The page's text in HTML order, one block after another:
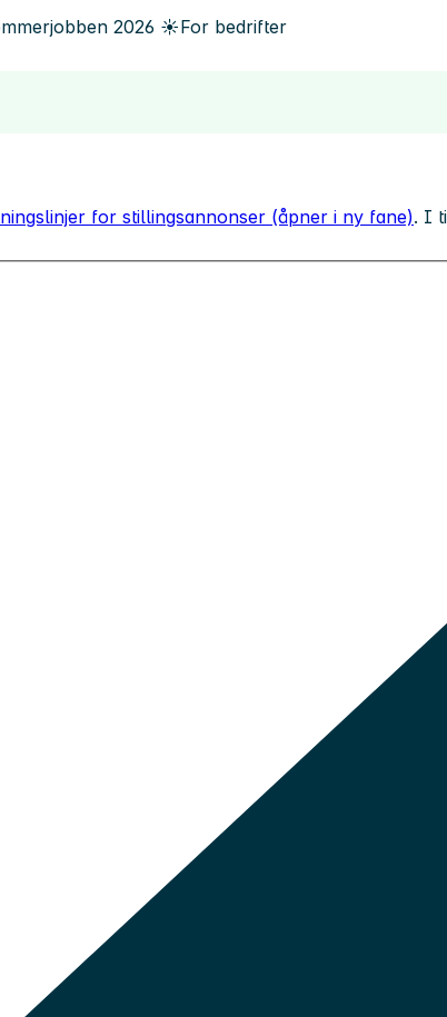
2026 ☀️For bedrifter
for stillingsannonser (åpner i ny fane). I